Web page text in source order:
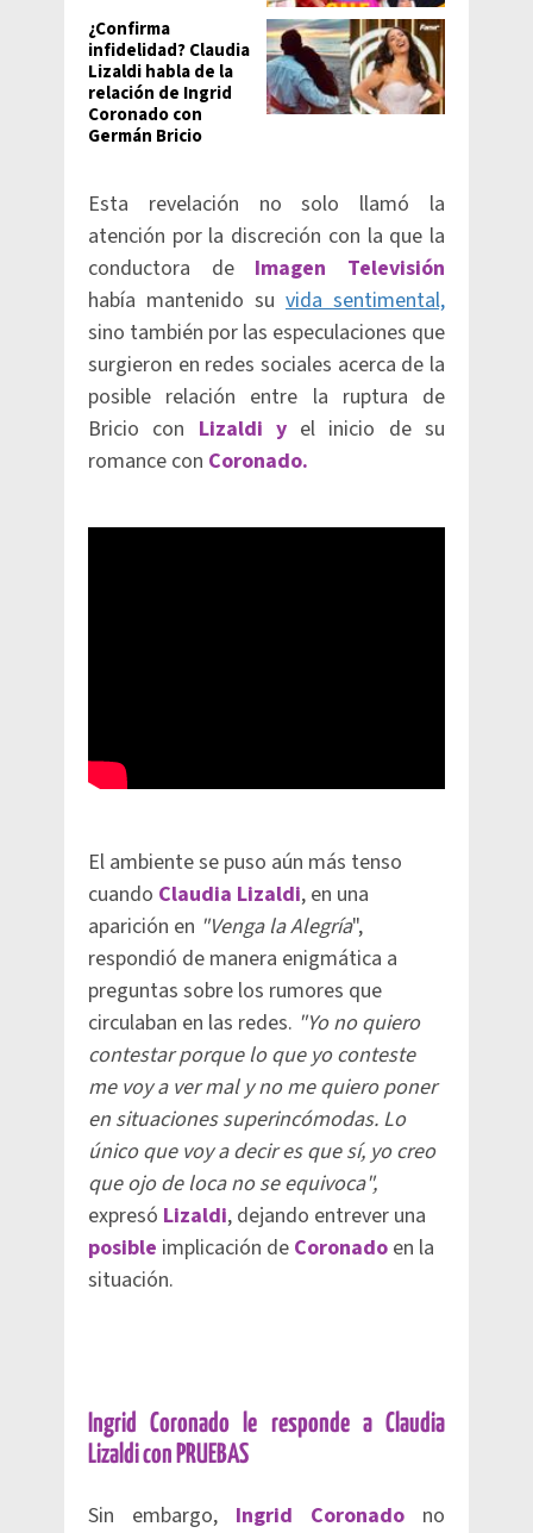
¿Confirma
infidelidad? Claudia
Lizaldi habla de la
relación de Ingrid
Coronado con
Germán Bricio
Esta revelación no solo llamó la
atención por la discreción con la que la
conductora deImagen Televisión
había mantenido su vida sentimental,
sino también por las especulaciones que
surgieron en redes sociales acerca de la
posible relación entre la ruptura de
Bricio con Lizaldi yel inicio de su
romance con Coronado.
El ambiente se puso aún más tenso
cuando Claudia Lizaldi, en una
aparición en "Venga la Alegría",
respondió de manera enigmática a
preguntas sobre los rumores que
circulaban en las redes. "Yo no quiero
contestar porque lo que yo conteste
me voy a ver mal y no me quiero poner
en situaciones superincómodas. Lo
único que voy a decir es que sí, yo creo
que ojo de loca no se equivoca",
expresó Lizaldi, dejando entrever una
posible implicación de Coronado en la
situación.
Ingrid Coronado le responde a Claudia
Lizaldi con PRUEBAS
Sin embargo, Ingrid Coronado no